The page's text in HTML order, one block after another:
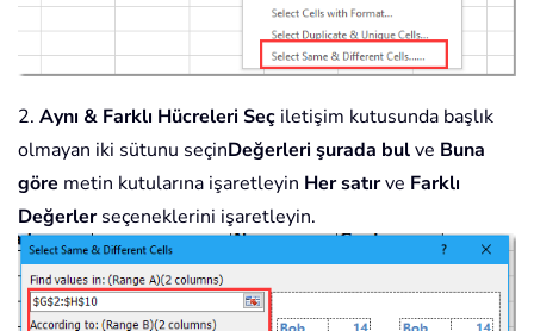
2. Aynı & Farklı Hücreleri Seç iletişim kutusunda başlık
olmayan iki sütunu seçinDeğerleri şurada bulve Buna
göre metin kutularına işaretleyin Her satırve Farklı
Değerlerseçeneklerini işaretleyin.